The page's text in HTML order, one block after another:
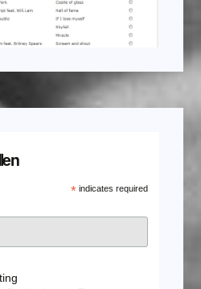
* indicates required